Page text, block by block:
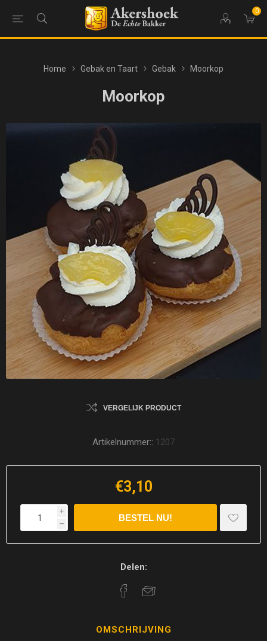
0
Home Gebak en Taart Gebak Moorkop
Moorkop
VERGELIJK PRODUCT
Artikelnummer:: 1207
€3,10
i
h
Delen:
OMSCHRIJVING